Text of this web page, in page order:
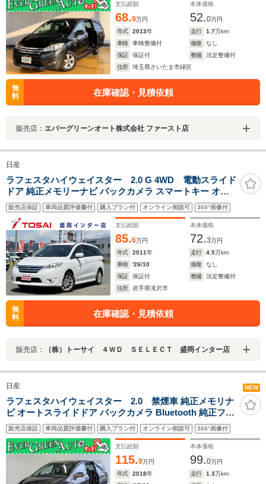
モード付AT
支払総額
68.9万円
本体価格
52.0万円
年式
2013年 走行 1.7万km
車検
車検整備付 修復
なし
保証
保証付 整備
法定整備付
住所
埼玉県さいたま市緑区
無
料
在庫確認・見積依頼
販売店： エバーグリーンオート株式会社 ファースト店
日産
ラフェスタハイウェイスター 2.0 G 4WD 電動スライド
ドア 純正メモリーナビ バックカメラ スマートキー オー
トライト オートエアコン フォグライト Bluetooth ドライ
ブレコーダー 純正革巻きステアリング 純正16インチアル
ミ
販売店保証 車両品質評価書付 購入プラン付 オンライン相談可 360°画像付
支払総額
85.6万円
本体価格
72.3万円
年式
2011年 走行 4.5万km
車検
'26/10 修復
なし
保証
保証付 整備
法定整備付
住所
岩手県滝沢市
無
料
在庫確認・見積依頼
販売店： （株）トーサイ ４ＷＤ ＳＥＬＥＣＴ 盛岡インター店
日産 NEW
ラフェスタハイウェイスター 2.0 禁煙車 純正メモリナ
ビ オートスライドドア バックカメラ Bluetooth 純正フル
エアロ 純正15インチアルミホイール ETC インテリジェン
トキー 横滑り防止装置 CD アイドリングストップ
販売店保証 車両品質評価書付 購入プラン付 オンライン相談可 360°画像付
支払総額
115.9万円
本体価格
99.0万円
年式
2018年 走行 1.3万km